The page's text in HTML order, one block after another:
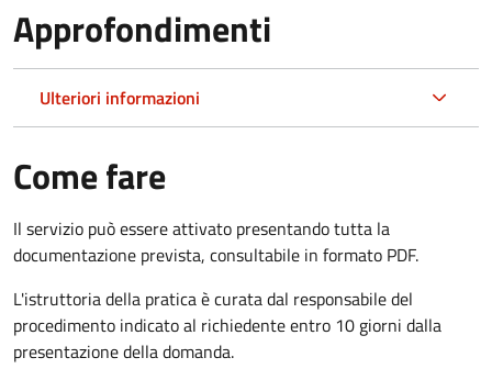
Approfondimenti
Ulteriori informazioni
Come fare
Il servizio può essere attivato presentando tutta la
documentazione prevista, consultabile in formato PDF.
L'istruttoria della pratica è curata dal responsabile del
procedimento indicato al richiedente entro 10 giorni dalla
presentazione della domanda.